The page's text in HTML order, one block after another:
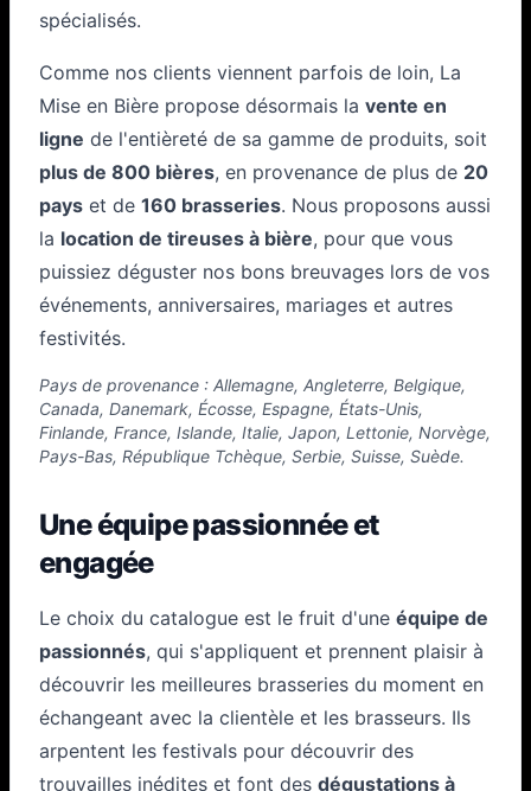
spécialisés.
Comme nos clients viennent parfois de loin, La
Mise en Bière propose désormais la vente en
ligne de l'entièreté de sa gamme de produits, soit
plus de 800 bières, en provenance de plus de 20
pays et de 160 brasseries. Nous proposons aussi
la location de tireuses à bière, pour que vous
puissiez déguster nos bons breuvages lors de vos
événements, anniversaires, mariages et autres
festivités.
Pays de provenance : Allemagne, Angleterre, Belgique,
Canada, Danemark, Écosse, Espagne, États-Unis,
Finlande, France, Islande, Italie, Japon, Lettonie, Norvège,
Pays-Bas, République Tchèque, Serbie, Suisse, Suède.
Une équipe passionnée et
engagée
Le choix du catalogue est le fruit d'une équipe de
passionnés, qui s'appliquent et prennent plaisir à
découvrir les meilleures brasseries du moment en
échangeant avec la clientèle et les brasseurs. Ils
arpentent les festivals pour découvrir des
trouvailles inédites et font des dégustations à